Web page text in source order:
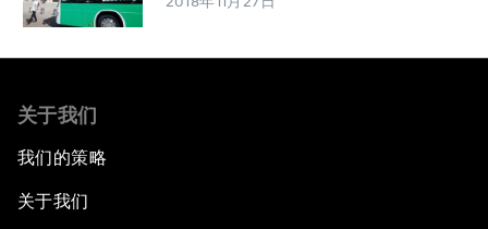
关于我们
我们的策略
关于我们